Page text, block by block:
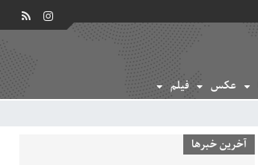
عکس فیلم
آخرین خبرها